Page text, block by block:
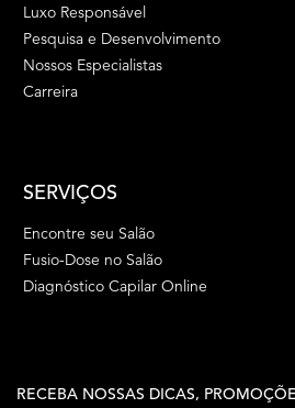
Luxo Responsável
Pesquisa e Desenvolvimento
Nossos Especialistas
Carreira
SERVIÇOS
Encontre seu Salão
Fusio-Dose no Salão
Diagnóstico Capilar Online
RECEBA NOSSAS DICAS,